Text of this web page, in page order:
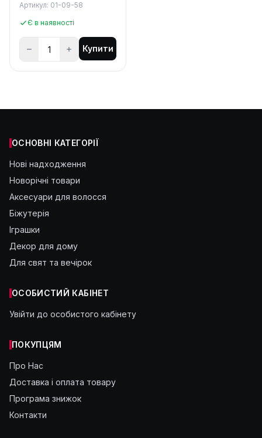
Артикул: 01-09-58
Є в наявності
Купити
ОСНОВНІ КАТЕГОРІЇ
Нові надходження
Новорічні товари
Аксесуари для волосся
Біжутерія
Іграшки
Декор для дому
Для свят та вечірок
ОСОБИСТИЙ КАБІНЕТ
Увійти до особистого кабінету
ПОКУПЦЯМ
Про Нас
Доставка і оплата товару
Програма знижок
Контакти